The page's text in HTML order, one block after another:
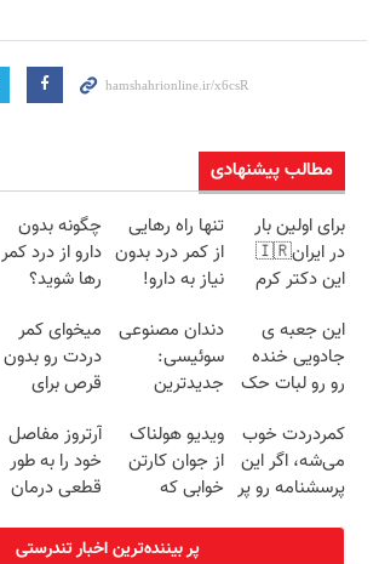
مطالب پیشنهادی
برای اولین بار
در ایران🇮🇷
این دکتر کرم
روزه ساخت!
تنها راه رهایی
از کمر درد بدون
نیاز به دارو!
چگونه بدون
دارو از درد کمر
رها شوید؟
رو پرکن)
این جعبه ی
جادویی خنده
رو رو لبات حک
خرید40%تخفیف
دندان مصنوعی
سوئیسی:
جدیدترین
سبک و مقاوم |
پرداخت قسطی
میخوای کمر
دردت رو بدون
قرص برای
کنی؟
(◂پرسش‌نامه
رو پر کن)
کمردردت خوب
می‌شه، اگر این
پرسشنامه رو پر
ویدیو هولناک
از جوان کارتن
خوابی که
آموزش رایگان
آرتروز مفاصل
خود را به طور
قطعی درمان
◗پرسش‌نامه◖
پر بیننده‌ترین اخبار تندرستی